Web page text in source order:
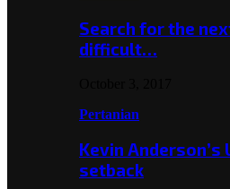
Search for the
difficult…
Pertanian
Kevin Anderson’s
setback